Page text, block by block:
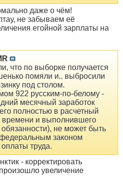
даже о чём!
не забываем её
егойной зарплаты на
что по выборке получается
помяли и.. выбросили
под столом.
922 русским-по-белому -
месячный заработок
полностью в расчетный
времени и выполнившего
не может быть
законом
труда.
- корректировать
увеличение